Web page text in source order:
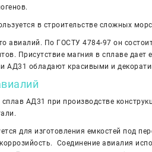
в строительстве сложных
авиалий. По ГОСТУ 4784-97 он
Присутствие магния в сплаве
обладают красивыми и
АД31 при производстве
для изготовления емкостей под
Соединение авиалия